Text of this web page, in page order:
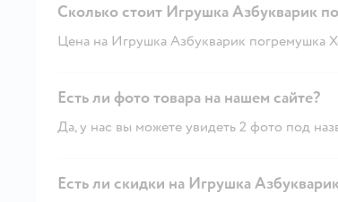
Сколько стоит Игрушка Азбукварик
Цена на Игрушка Азбукварик погремушка
Есть ли фото товара на нашем сайте?
Да, у нас вы можете увидеть 2 фото под
Есть ли скидки на Игрушка